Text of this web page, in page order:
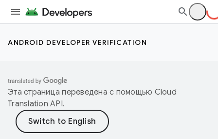
ANDROID DEVELOPER VERIFICATION
Эта страница переведена с помощью Cloud
Translation API.